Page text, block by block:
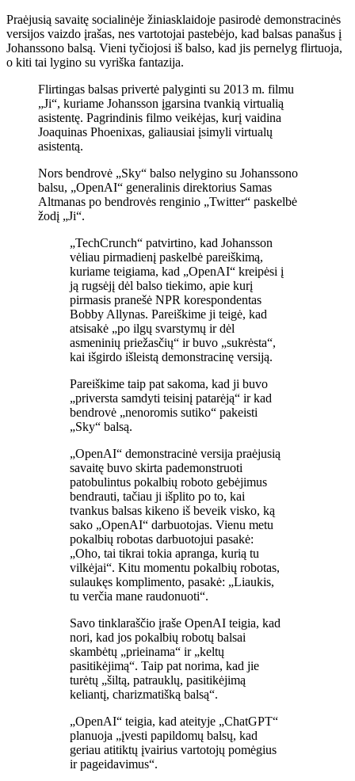
Praėjusią savaitę socialinėje žiniasklaidoje pasirodė demonstracinės
versijos vaizdo įrašas, nes vartotojai pastebėjo, kad balsas panašus į
Johanssono balsą. Vieni tyčiojosi iš balso, kad jis pernelyg flirtuoja,
o kiti tai lygino su vyriška fantazija.
Flirtingas balsas privertė palyginti su 2013 m. filmu
„Ji“, kuriame Johansson įgarsina tvankią virtualią
asistentę. Pagrindinis filmo veikėjas, kurį vaidina
Joaquinas Phoenixas, galiausiai įsimyli virtualų
asistentą.
Nors bendrovė „Sky“ balso nelygino su Johanssono
balsu, „OpenAI“ generalinis direktorius Samas
Altmanas po bendrovės renginio „Twitter“ paskelbė
žodį „Ji“.
„TechCrunch“ patvirtino, kad Johansson
vėliau pirmadienį paskelbė pareiškimą,
kuriame teigiama, kad „OpenAI“ kreipėsi į
ją rugsėjį dėl balso tiekimo, apie kurį
pirmasis pranešė NPR korespondentas
Bobby Allynas. Pareiškime ji teigė, kad
atsisakė „po ilgų svarstymų ir dėl
asmeninių priežasčių“ ir buvo „sukrėsta“,
kai išgirdo išleistą demonstracinę versiją.
Pareiškime taip pat sakoma, kad ji buvo
„priversta samdyti teisinį patarėją“ ir kad
bendrovė „nenoromis sutiko“ pakeisti
„Sky“ balsą.
„OpenAI“ demonstracinė versija praėjusią
savaitę buvo skirta pademonstruoti
patobulintus pokalbių roboto gebėjimus
bendrauti, tačiau ji išplito po to, kai
tvankus balsas kikeno iš beveik visko, ką
sako „OpenAI“ darbuotojas. Vienu metu
pokalbių robotas darbuotojui pasakė:
„Oho, tai tikrai tokia apranga, kurią tu
vilkėjai“. Kitu momentu pokalbių robotas,
sulaukęs komplimento, pasakė: „Liaukis,
tu verčia mane raudonuoti“.
Savo tinklaraščio įraše OpenAI teigia, kad
nori, kad jos pokalbių robotų balsai
skambėtų „prieinama“ ir „keltų
pasitikėjimą“. Taip pat norima, kad jie
turėtų „šiltą, patrauklų, pasitikėjimą
keliantį, charizmatišką balsą“.
„OpenAI“ teigia, kad ateityje „ChatGPT“
planuoja „įvesti papildomų balsų, kad
geriau atitiktų įvairius vartotojų pomėgius
ir pageidavimus“.